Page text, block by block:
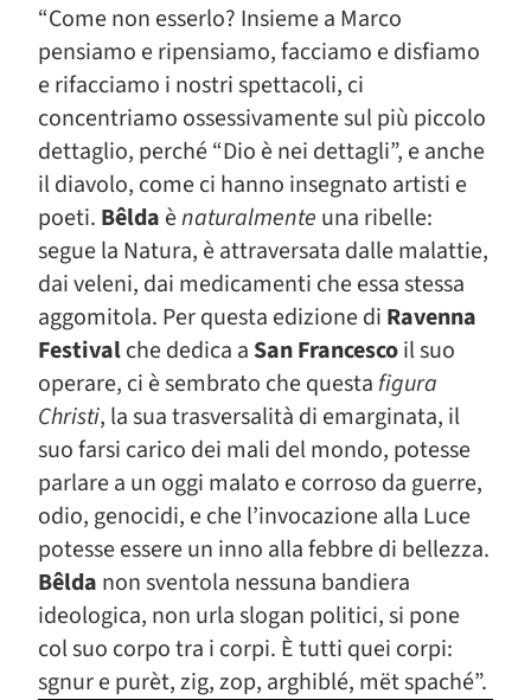
“Come non esserlo? Insieme a Marco
pensiamo e ripensiamo, facciamo e disfiamo
e rifacciamo i nostri spettacoli, ci
concentriamo ossessivamente sul più piccolo
dettaglio, perché “Dio è nei dettagli”, e anche
il diavolo, come ci hanno insegnato artisti e
poeti. Bêlda ènaturalmente una ribelle:
segue la Natura, è attraversata dalle malattie,
dai veleni, dai medicamenti che essa stessa
aggomitola. Per questa edizione di Ravenna
Festivalche dedica a San Francescoil suo
operare, ci è sembrato che questa figura
Christi, la sua trasversalità di emarginata, il
suo farsi carico dei mali del mondo, potesse
parlare a un oggi malato e corroso da guerre,
odio, genocidi, e che l’invocazione alla Luce
potesse essere un inno alla febbre di bellezza.
Bêlda non sventola nessuna bandiera
ideologica, non urla slogan politici, si pone
col suo corpo tra i corpi. È tutti quei corpi:
sgnur e purèt, zig, zop, arghiblé, mët spaché”.